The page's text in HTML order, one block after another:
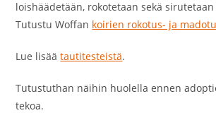
loishäädetään, rokotetaan sekä
Tutustu Woffan koirien rokotus- ja
Lue lisäätautitesteistä.
Tutustuthan näihin huolella ennen
tekoa.